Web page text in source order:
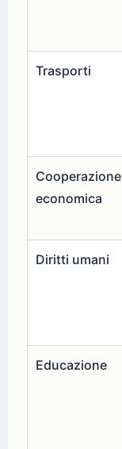
Trasporti
Cooperazione
economica
Diritti umani
Educazione